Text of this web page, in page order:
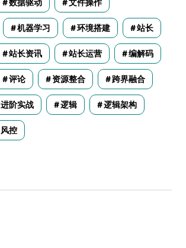
数据驱动 文件操作
机器学习 环境搭建 站长
站长资讯 站长运营 编解码
评论 资源整合 跨界融合
进阶实战 逻辑 逻辑架构
风控